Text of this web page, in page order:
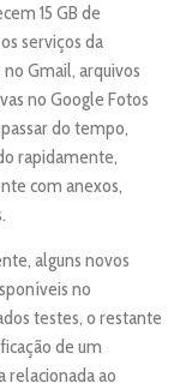
15 GB de
serviços da
Gmail, arquivos
no Google Fotos
do tempo,
rapidamente,
com anexos,
alguns novos
no
testes, o restante
de um
relacionada ao